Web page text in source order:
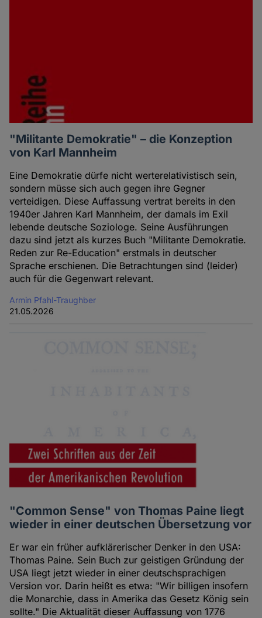
"Militante Demokratie" – die Konzeption
von Karl Mannheim
Eine Demokratie dürfe nicht werterelativistisch sein,
sondern müsse sich auch gegen ihre Gegner
verteidigen. Diese Auffassung vertrat bereits in den
1940er Jahren Karl Mannheim, der damals im Exil
lebende deutsche Soziologe. Seine Ausführungen
dazu sind jetzt als kurzes Buch "Militante Demokratie.
Reden zur Re-Education" erstmals in deutscher
Sprache erschienen. Die Betrachtungen sind (leider)
auch für die Gegenwart relevant.
Armin Pfahl-Traughber
21.05.2026
"Common Sense" von Thomas Paine liegt
wieder in einer deutschen Übersetzung vor
Er war ein früher aufklärerischer Denker in den USA:
Thomas Paine. Sein Buch zur geistigen Gründung der
USA liegt jetzt wieder in einer deutschsprachigen
Version vor. Darin heißt es etwa: "Wir billigen insofern
die Monarchie, dass in Amerika das Gesetz König sein
sollte." Die Aktualität dieser Auffassung von 1776